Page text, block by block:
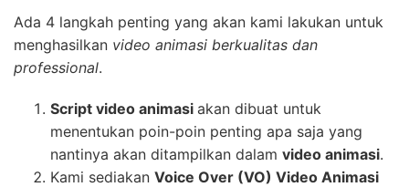
Ada 4 langkah penting yang akan kami lakukan untuk
menghasilkan video animasi berkualitas dan
professional.
Script video animasi akan dibuat untuk
menentukan poin-poin penting apa saja yang
nantinya akan ditampilkan dalam video animasi.
Kami sediakan Voice Over (VO) Video Animasi